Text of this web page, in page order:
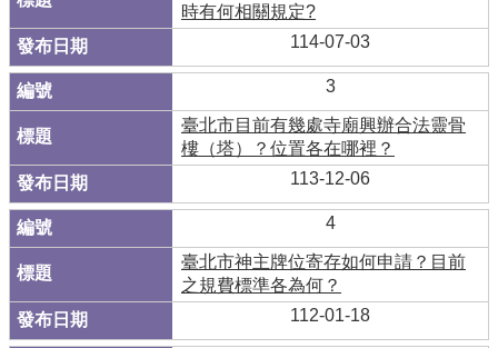
時有何相關規定?
114-07-03
3
臺北市目前有幾處寺廟興辦合法靈骨
樓（塔）？位置各在哪裡？
113-12-06
4
臺北市神主牌位寄存如何申請？目前
之規費標準各為何？
112-01-18